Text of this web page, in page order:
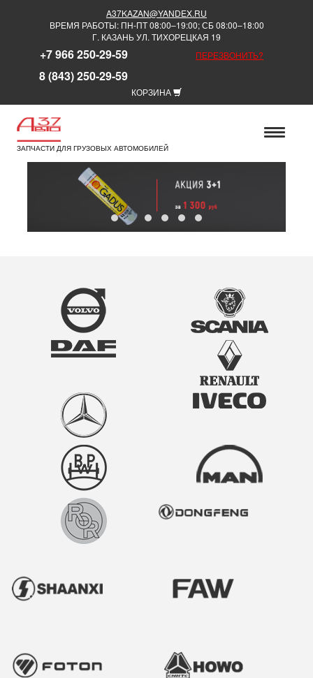
A37KAZAN@YANDEX.RU
ВРЕМЯ РАБОТЫ: ПН-ПТ 08:00–19:00; СБ 08:00–18:00
Г. КАЗАНЬ УЛ. ТИХОРЕЦКАЯ 19
+7 966 250-29-59
8 (843) 250-29-59
ПЕРЕЗВОНИТЬ?
КОРЗИНА
ЗАПЧАСТИ ДЛЯ ГРУЗОВЫХ АВТОМОБИЛЕЙ